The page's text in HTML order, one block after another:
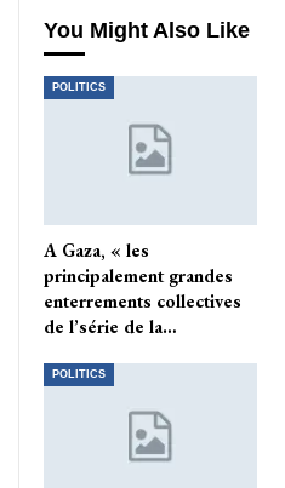
You Might Also Like
POLITICS
A Gaza, « les
principalement grandes
enterrements collectives
de l’série de la…
POLITICS